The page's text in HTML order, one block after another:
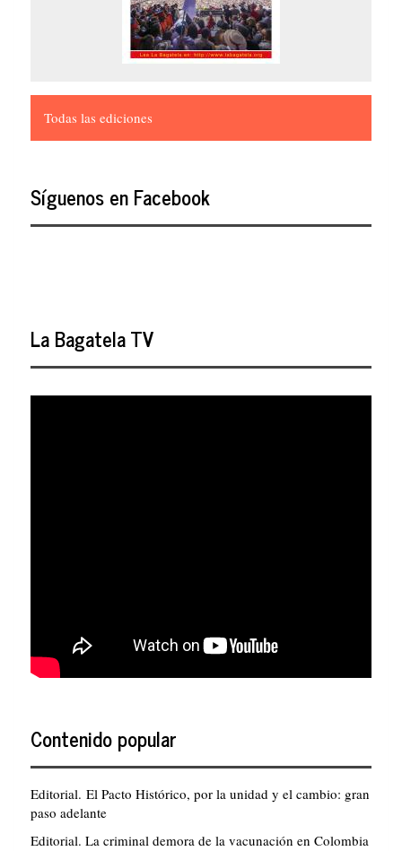
Todas las ediciones
Síguenos en Facebook
La Bagatela TV
Contenido popular
Editorial. El Pacto Histórico, por la unidad y el cambio: gran
paso adelante
Editorial. La criminal demora de la vacunación en Colombia